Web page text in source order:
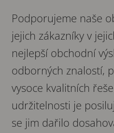
Podporujeme naše
jejich zákazníky v
nejlepší obchodní
odborných znalostí,
vysoce kvalitních
udržitelnosti je
se jim dařilo